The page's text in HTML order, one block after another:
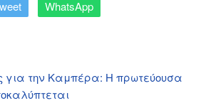
WhatsApp
για την Καμπέρα: Η πρωτεύουσα